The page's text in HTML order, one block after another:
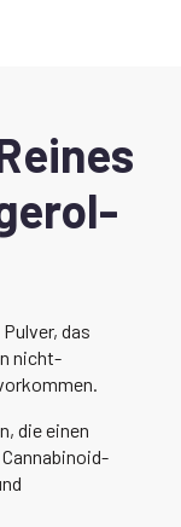
das
nicht-
die einen